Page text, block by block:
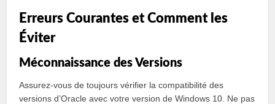
Erreurs Courantes et Comment les
Éviter
Méconnaissance des Versions
Assurez-vous de toujours vérifier la compatibilité des
versions d’Oracle avec votre version de Windows 10. Ne pas